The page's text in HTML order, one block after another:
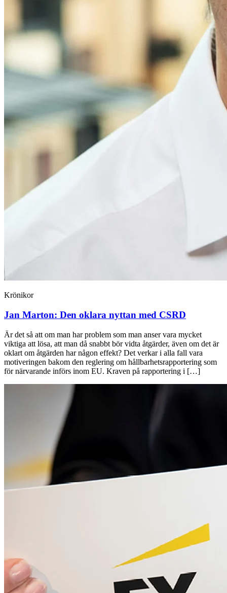
Krönikor
Jan Marton: Den oklara nyttan med CSRD
Är det så att om man har problem som man anser vara mycket
viktiga att lösa, att man då snabbt bör vidta åtgärder, även om det är
oklart om åtgärden har någon effekt? Det verkar i alla fall vara
motiveringen bakom den reglering om hållbarhetsrapportering som
för närvarande införs inom EU. Kraven på rapportering i […]